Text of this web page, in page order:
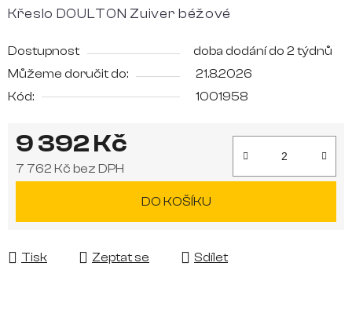
Křeslo DOULTON Zuiver béžové
Dostupnost
doba dodání do 2 týdnů
Můžeme doručit do:
21.8.2026
Kód:
1001958
9 392 Kč
7 762 Kč bez DPH
DO KOŠÍKU
Tisk Zeptat se Sdílet